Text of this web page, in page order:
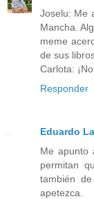
Joselu: Me
Mancha.
meme
de sus
Carlota:
Responder
Eduardo
Me apunto
permitan
también
apetezca.